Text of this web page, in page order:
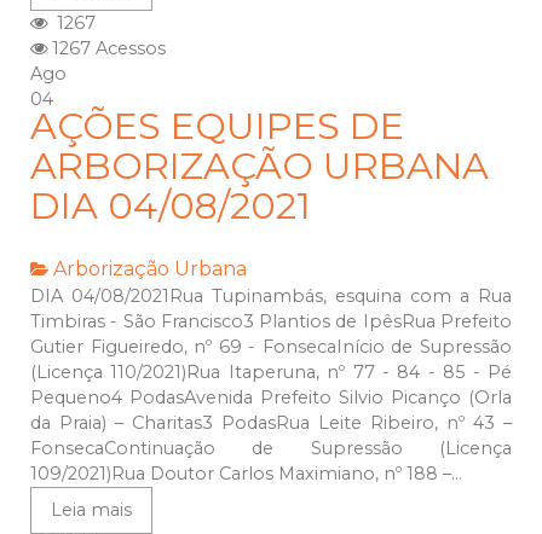
1267
1267 Acessos
Ago
04
AÇÕES EQUIPES DE
ARBORIZAÇÃO URBANA
DIA 04/08/2021
Arborização Urbana
DIA 04/08/2021Rua Tupinambás, esquina com a Rua
Timbiras - São Francisco3 Plantios de IpêsRua Prefeito
Gutier Figueiredo, nº 69 - FonsecaInício de Supressão
(Licença 110/2021)Rua Itaperuna, nº 77 - 84 - 85 - Pé
Pequeno4 PodasAvenida Prefeito Silvio Picanço (Orla
da Praia) – Charitas3 PodasRua Leite Ribeiro, nº 43 –
FonsecaContinuação de Supressão (Licença
109/2021)Rua Doutor Carlos Maximiano, nº 188 –...
Leia mais